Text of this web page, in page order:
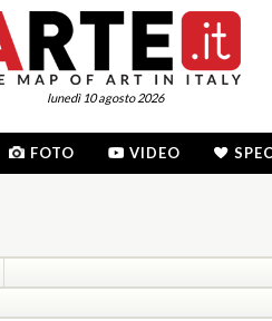
lunedì 10 agosto 2026
FOTO VIDEO